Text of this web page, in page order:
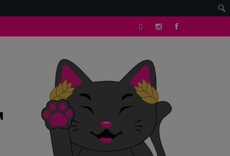
tik Instagramfacebook